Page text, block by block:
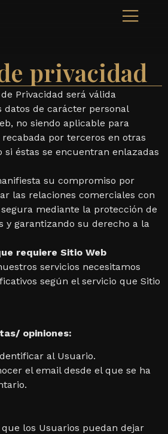
privacidad
Privacidad será válida
datos de carácter personal
no siendo aplicable para
por terceros en otras
si éstas se encuentran enlazadas
su compromiso por
las relaciones comerciales con
mediante la protección de
y garantizando su derecho a la
requiere Sitio Web
servicios necesitamos
según el servicio que Sitio
opiniones:
al Usuario.
el email desde el que se ha
los Usuarios puedan dejar